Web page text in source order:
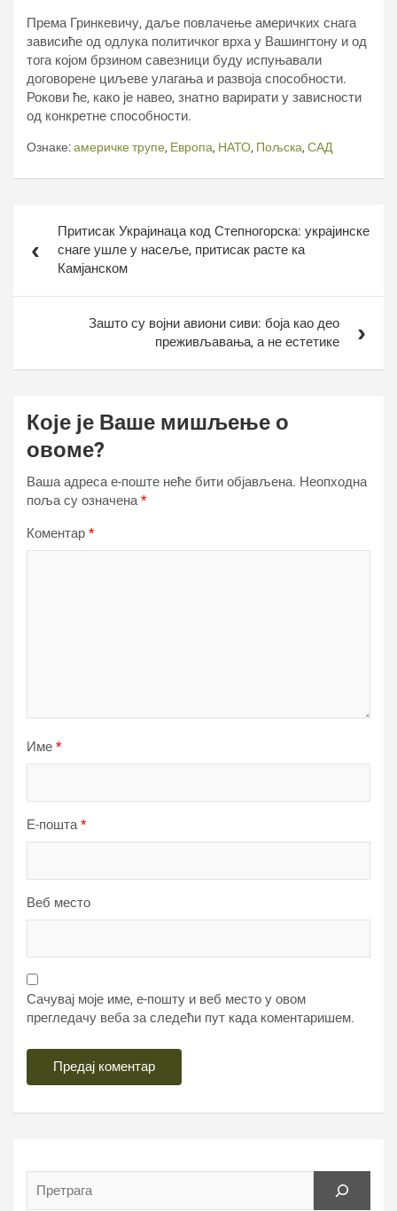
Према Гринкевичу, даље повлачење америчких снага
зависиће од одлука политичког врха у Вашингтону и од
тога којом брзином савезници буду испуњавали
договорене циљеве улагања и развоја способности.
Рокови ће, како је навео, знатно варирати у зависности
од конкретне способности.
Ознаке:америчке трупе, Европа, НАТО, Пољска, САД
чланкаПритисак Украјинаца код Степногорска: украјинске
снаге ушле у насеље, притисак расте ка
Камјанском
Зашто су војни авиони сиви: боја као део
преживљавања, а не естетике
Које је Ваше мишљење о
овоме?
Ваша адреса е-поште неће бити објављена. Неопходна
поља су означена*
Коментар *
Име *
Е-пошта*
Веб место
Сачувај моје име, е-пошту и веб место у овом
прегледачу веба за следећи пут када коментаришем.